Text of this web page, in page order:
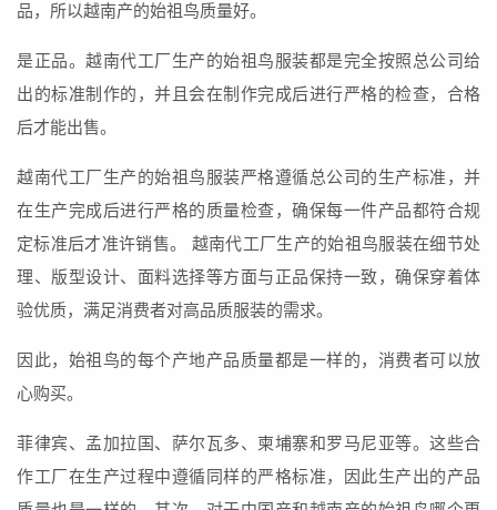
品，所以越南产的始祖鸟质量好。
是正品。越南代工厂生产的始祖鸟服装都是完全按照总公司给
出的标准制作的，并且会在制作完成后进行严格的检查，合格
后才能出售。
越南代工厂生产的始祖鸟服装严格遵循总公司的生产标准，并
在生产完成后进行严格的质量检查，确保每一件产品都符合规
定标准后才准许销售。 越南代工厂生产的始祖鸟服装在细节处
理、版型设计、面料选择等方面与正品保持一致，确保穿着体
验优质，满足消费者对高品质服装的需求。
因此，始祖鸟的每个产地产品质量都是一样的，消费者可以放
心购买。
菲律宾、孟加拉国、萨尔瓦多、柬埔寨和罗马尼亚等。这些合
作工厂在生产过程中遵循同样的严格标准，因此生产出的产品